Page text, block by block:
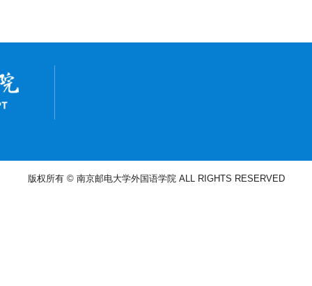
版权所有 © 南京邮电大学外国语学院 ALL RIGHTS RESERVED